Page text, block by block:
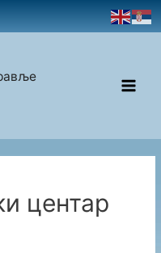
центар